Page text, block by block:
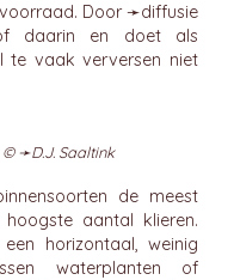
Door ➛diffusie
daarin en doet als
vaak verversen niet
© ➛D.J. Saaltink
de meest
aantal klieren.
horizontaal, weinig
waterplanten of